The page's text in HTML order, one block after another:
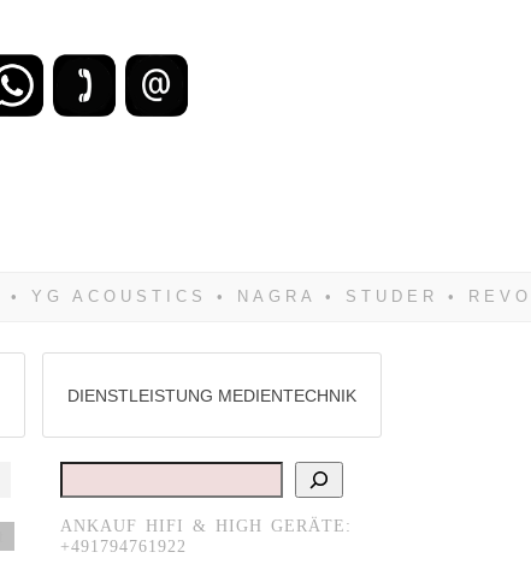
DIENSTLEISTUNG MEDIENTECHNIK
Suchen
ANKAUF HIFI & HIGH GERÄTE:
+491794761922